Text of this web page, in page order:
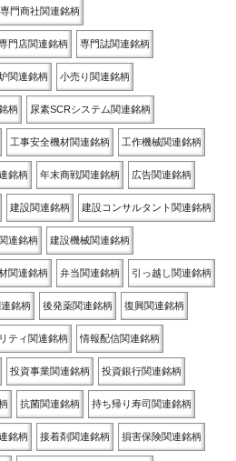
専門商社関連銘柄
門店関連銘柄 専門誌関連銘柄
関連銘柄 小売り関連銘柄
柄 尿素SCRシステム関連銘柄
工事安全機材関連銘柄 工作機械関連銘柄
銘柄 年末商戦関連銘柄 広告関連銘柄
建設関連銘柄 建設コンサルタント関連銘柄
連銘柄 建設機械関連銘柄
関連銘柄 弁当関連銘柄 引っ越し関連銘柄
銘柄 後発薬関連銘柄 復興関連銘柄
ティ関連銘柄 情報配信関連銘柄
投資事業関連銘柄 投資銀行関連銘柄
抗菌関連銘柄 持ち帰り寿司関連銘柄
銘柄 接着剤関連銘柄 損害保険関連銘柄